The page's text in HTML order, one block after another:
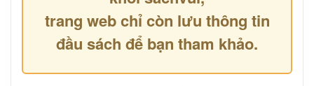
trang web chỉ còn lưu thông tin
đầu sách để bạn tham khảo.